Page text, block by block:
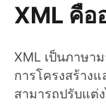
XML คือ
XML เป็นภาษา
การโครงสร้าง
สามารถปรับแต่